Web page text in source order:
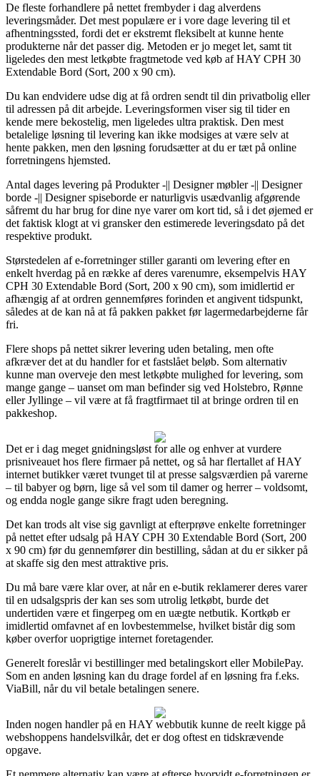
De fleste forhandlere på nettet frembyder i dag alverdens
leveringsmåder. Det mest populære er i vore dage levering til et
afhentningssted, fordi det er ekstremt fleksibelt at kunne hente
produkterne når det passer dig. Metoden er jo meget let, samt tit
ligeledes den mest letkøbte fragtmetode ved køb af HAY CPH 30
Extendable Bord (Sort, 200 x 90 cm).
Du kan endvidere udse dig at få ordren sendt til din privatbolig eller
til adressen på dit arbejde. Leveringsformen viser sig til tider en
kende mere bekostelig, men ligeledes ultra praktisk. Den mest
betalelige løsning til levering kan ikke modsiges at være selv at
hente pakken, men den løsning forudsætter at du er tæt på online
forretningens hjemsted.
Antal dages levering på Produkter -|| Designer møbler -|| Designer
borde -|| Designer spiseborde er naturligvis usædvanlig afgørende
såfremt du har brug for dine nye varer om kort tid, så i det øjemed er
det faktisk klogt at vi gransker den estimerede leveringsdato på det
respektive produkt.
Størstedelen af e-forretninger stiller garanti om levering efter en
enkelt hverdag på en række af deres varenumre, eksempelvis HAY
CPH 30 Extendable Bord (Sort, 200 x 90 cm), som imidlertid er
afhængig af at ordren gennemføres forinden et angivent tidspunkt,
således at de kan nå at få pakken pakket før lagermedarbejderne får
fri.
Flere shops på nettet sikrer levering uden betaling, men ofte
afkræver det at du handler for et fastslået beløb. Som alternativ
kunne man overveje den mest letkøbte mulighed for levering, som
mange gange – uanset om man befinder sig ved Holstebro, Rønne
eller Jyllinge – vil være at få fragtfirmaet til at bringe ordren til en
pakkeshop.
Det er i dag meget gnidningsløst for alle og enhver at vurdere
prisniveauet hos flere firmaer på nettet, og så har flertallet af HAY
internet butikker været tvunget til at presse salgsværdien på varerne
– til babyer og børn, lige så vel som til damer og herrer – voldsomt,
og endda nogle gange sikre fragt uden beregning.
Det kan trods alt vise sig gavnligt at efterprøve enkelte forretninger
på nettet efter udsalg på HAY CPH 30 Extendable Bord (Sort, 200
x 90 cm) før du gennemfører din bestilling, sådan at du er sikker på
at skaffe sig den mest attraktive pris.
Du må bare være klar over, at når en e-butik reklamerer deres varer
til en udsalgspris der kan ses som utrolig letkøbt, burde det
undertiden være et fingerpeg om en uægte netbutik. Kortkøb er
imidlertid omfavnet af en lovbestemmelse, hvilket bistår dig som
køber overfor uoprigtige internet foretagender.
Generelt foreslår vi bestillinger med betalingskort eller MobilePay.
Som en anden løsning kan du drage fordel af en løsning fra f.eks.
ViaBill, når du vil betale betalingen senere.
Inden nogen handler på en HAY webbutik kunne de reelt kigge på
webshoppens handelsvilkår, det er dog oftest en tidskrævende
opgave.